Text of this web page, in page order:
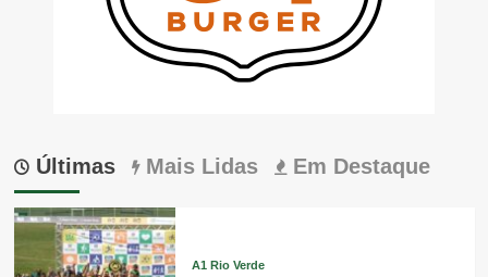
Últimas Mais Lidas Em Destaque
A1 Rio Verde